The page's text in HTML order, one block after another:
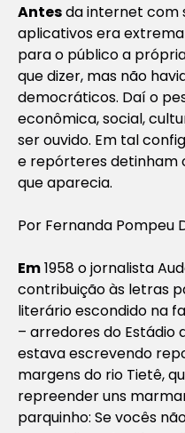
Antesda internet com
aplicativos era
para o público a
que dizer, mas não
democráticos. Daí o
econômica, social,
ser ouvido. Em tal
e repórteres detinham
que aparecia.
Por Fernanda Pompeu
Em1958 o jornalista
contribuição às letras
literário escondido na
– arredores do Estádio
estava escrevendo
margens do rio Tietê,
repreender uns
parquinho: Se vocês